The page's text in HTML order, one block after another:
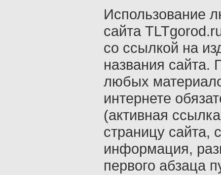
Использование
сайта
со ссылкой на
названия сайта.
любых
интернете
(активная
страницу сайта,
информация,
первого абзаца